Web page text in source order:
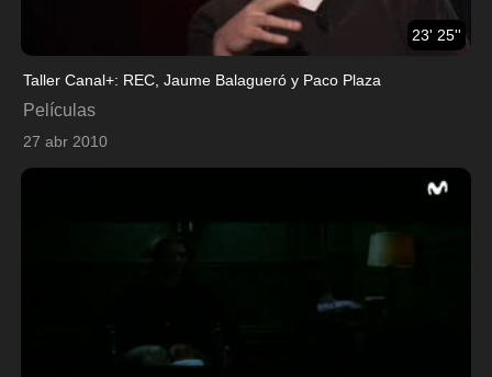
23' 25''
Taller Canal+: REC, Jaume Balagueró y Paco Plaza
Películas
27 abr 2010